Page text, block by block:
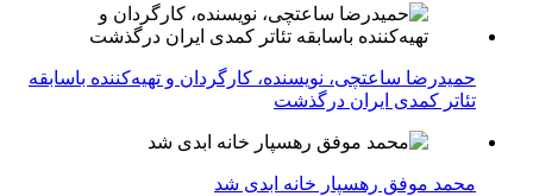
حمیدرضا ساعتچی، نویسنده، کارگردان و تهیه‌کننده باسابقه
تئاتر کمدی ایران درگذشت
محمد موفق رهسپار خانه ابدی شد